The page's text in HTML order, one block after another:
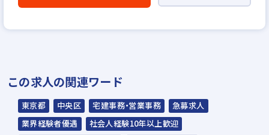
WEB応募書類による書類選考
▼
最終面接（来社面接）
▼
内定
この求人の関連ワード
東京都 中央区 宅建事務・営業事務
急募求人
業界経験者優遇
社会人経験10年以上歓迎